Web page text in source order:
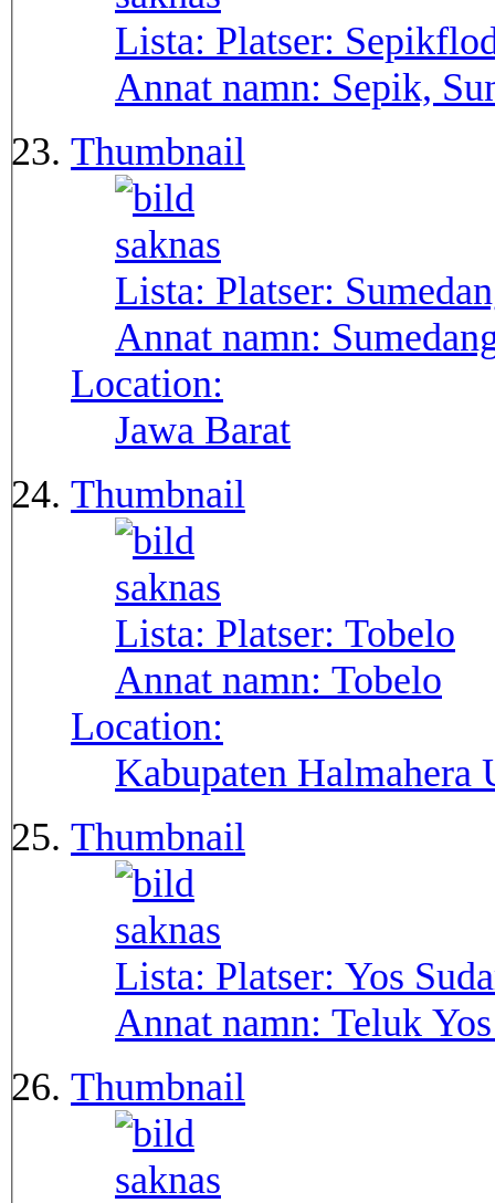
Lista: Platser:
Annat namn: Sepik,
Thumbnail
Lista: Platser:
Annat namn:
Location:
Jawa Barat
Thumbnail
Lista: Platser: Tobelo
Annat namn: Tobelo
Location:
Kabupaten Halmahera
Thumbnail
Lista: Platser: Yos
Annat namn: Teluk
Thumbnail